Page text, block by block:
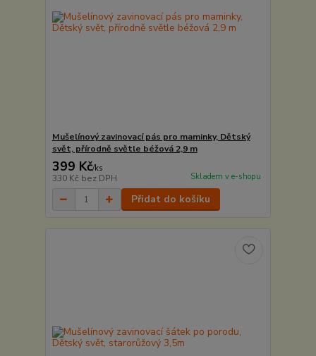
Mušelínový zavinovací pás pro maminky, Dětský
svět, přírodně světle béžová 2,9 m
399 Kč/ks
330 Kč bez DPH Skladem v e-shopu
Přidat do košíku